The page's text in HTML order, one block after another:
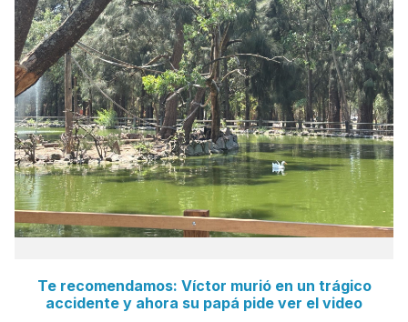
Te recomendamos: Víctor murió en un trágico
accidente y ahora su papá pide ver el video